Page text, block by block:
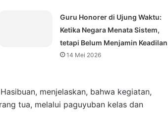
Guru Honorer di Ujung Waktu:
Ketika Negara Menata Sistem,
tetapi Belum Menjamin Keadilan
14 Mei 2026
menjelaskan, bahwa kegiatan,
tua, melalui paguyuban kelas dan